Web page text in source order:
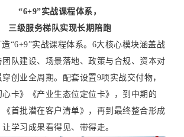
“6+9”实战课程体系，
三级服务梯队实现长期陪跑
“6+9”实战课程体系。6大核心模块涵盖战
队建设、场景落地、政策与合规、资本对
创业全周期。配套设置9项实战交付物，
卡》《产业生态位定位卡》，到中期的
《首批潜在客户清单》，再到最终整合形成
学习成果看得见、带得走。